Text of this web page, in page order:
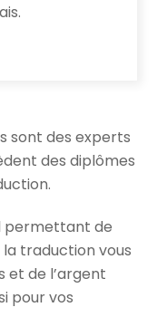
sont des experts
des diplômes
permettant de
traduction vous
de l’argent
pour vos